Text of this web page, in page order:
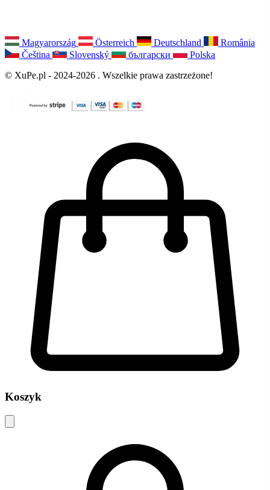
Magyarország Österreich Deutschland
România
Čeština
Slovenský български
Polska
© XuPe.pl - 2024-2026 . Wszelkie prawa zastrzeżone!
Koszyk